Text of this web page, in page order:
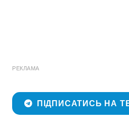
РЕКЛАМА
ПІДПИСАТИСЬ НА